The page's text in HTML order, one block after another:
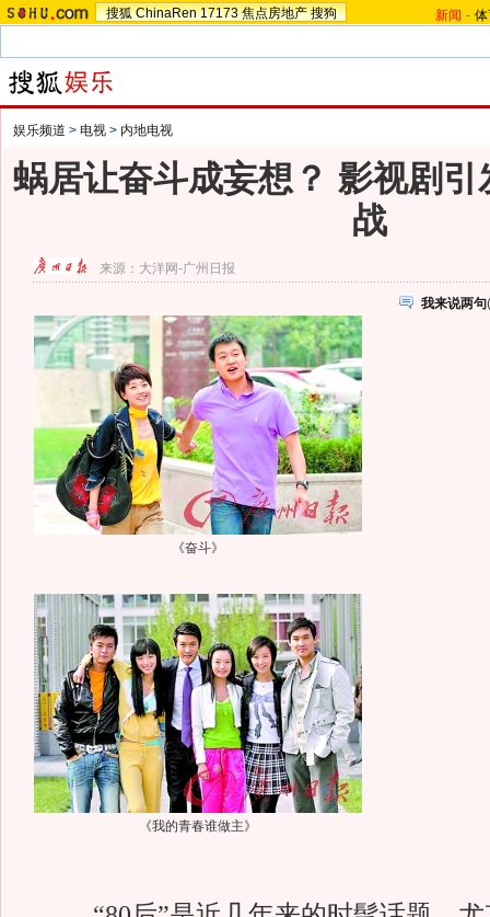
搜狐 ChinaRen 17173 焦点房地产 搜狗 新闻 -
娱乐频道 > 电视 > 内地电视
蜗居让奋斗成妄想？ 影视剧
战
来源： 大洋网-广州日报
我来说两句(
《奋斗》
《我的青春谁做主》